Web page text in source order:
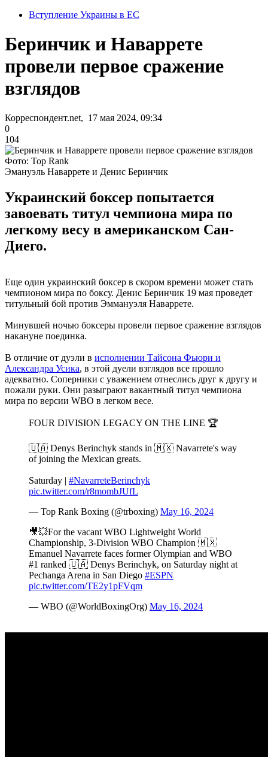
Вступление Украины в ЕС
Беринчик и Наваррете
провели первое сражение
взглядов
Корреспондент.net, 17 мая 2024, 09:34
0
104
Фото: Top Rank
Эмануэль Наваррете и Денис Беринчик
Украинский боксер попытается
завоевать титул чемпиона мира по
легкому весу в американском Сан-
Диего.
Еще один украинский боксер в скором времени может стать
чемпионом мира по боксу. Денис Беринчик 19 мая проведет
титульный бой против Эммануэля Наваррете.
Минувшей ночью боксеры провели первое сражение взглядов
накануне поединка.
В отличие от дуэли в исполнении Тайсона Фьюри и
Александра Усика, в этой дуели взглядов все прошло
адекватно. Соперники с уважением отнеслись друг к другу и
пожали руки. Они разыграют вакантный титул чемпиона
мира по версии WBO в легком весе.
FOUR DIVISION LEGACY ON THE LINE 🏆
🇺🇦 Denys Berinchyk stands in 🇲🇽 Navarrete's way
of joining the Mexican greats.
Saturday | #NavarreteBerinchyk
pic.twitter.com/r8mombJUfL
— Top Rank Boxing (@trboxing) May 16, 2024
🎥💥For the vacant WBO Lightweight World
Championship, 3-Division WBO Champion 🇲🇽
Emanuel Navarrete faces former Olympian and WBO
#1 ranked 🇺🇦 Denys Berinchyk, on Saturday night at
Pechanga Arena in San Diego #ESPN
pic.twitter.com/TE2y1pFVqm
— WBO (@WorldBoxingOrg) May 16, 2024